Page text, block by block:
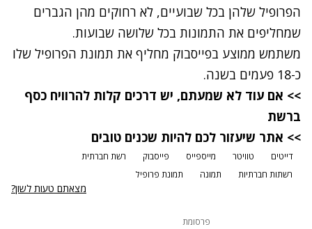
הפרופיל שלהן בכל שבועיים, לא רחוקים מהן הגברים
שמחליפים את התמונות בכל שלושה שבועות.
משתמש ממוצע בפייסבוק מחליף את תמונת הפרופיל שלו
כ-18 פעמים בשנה.
>> אם עוד לא שמעתם, יש דרכים קלות להרוויח כסף
ברשת
>> אתר שיעזור לכם להיות שכנים טובים
דייטים טוויטר מייספייס פייסבוק
רשת חברתית
רשתות חברתיות
תמונה תמונת פרופיל
מצאתם טעות לשון?
פרסומת